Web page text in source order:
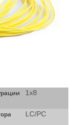
1x8
LC/PC